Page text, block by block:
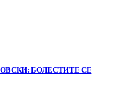
БОЛЕСТИТЕ СЕ